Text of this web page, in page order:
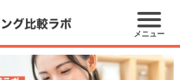
メニュー